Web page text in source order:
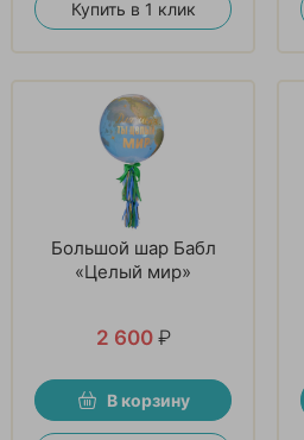
Купить в 1 клик
Большой шар Бабл
«Целый мир»
2 600 ₽
В корзину